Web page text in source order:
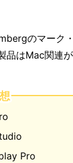
のマーク
品はMac関連
Pro